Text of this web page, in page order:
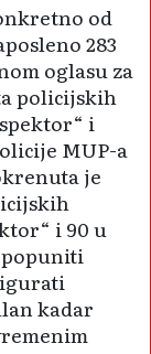
od
283
oglasu za
policijskih
i
MUP-a
je
i 90 u
popuniti
kadar